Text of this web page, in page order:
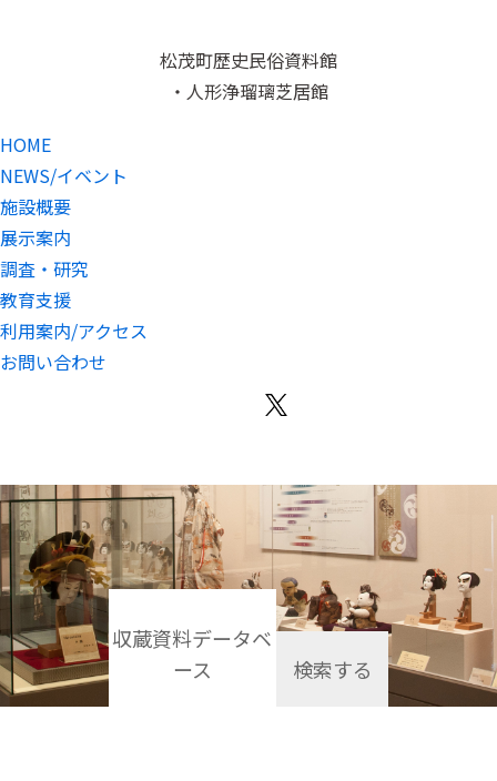
松茂町歴史民俗資料館
・人形浄瑠璃芝居館
HOME
NEWS/イベント
施設概要
展示案内
調査・研究
教育支援
利用案内/アクセス
お問い合わせ
収蔵資料データベ
ース
検索する